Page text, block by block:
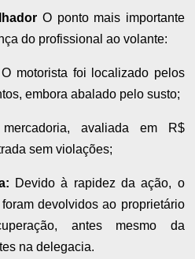
O ponto mais importante
do profissional ao volante:
O motorista foi localizado pelos
embora abalado pelo susto;
avaliada em R$
sem violações;
Devido à rapidez da ação, o
devolvidos ao proprietário
antes mesmo da
na delegacia.